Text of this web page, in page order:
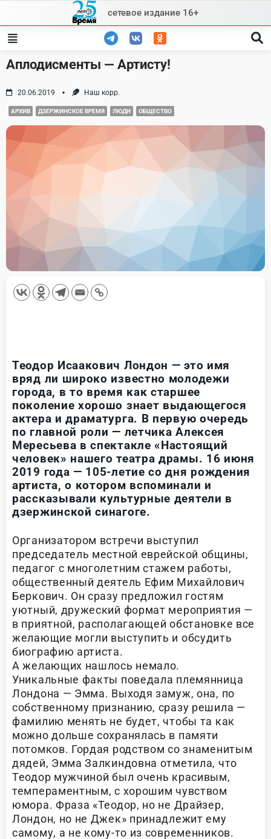
content
сетевое издание 16+
Аплодисменты — Артисту!
20.06.2019 Наш корр.
АРХИВ ДЗЕРЖИНСКОЕ ВРЕМЯ ЛЮДИ ОБЩЕСТВО
Теодор Исаакович Лондон — это имя
вряд ли широко известно молодежи
города, в то время как старшее
поколение хорошо знает выдающегося
актера и драматурга. В первую очередь
по главной роли — летчика Алексея
Мересьева в спектакле «Настоящий
человек» нашего театра драмы. 16 июня
2019 года — 105-летие со дня рождения
артиста, о котором вспоминали и
рассказывали культурные деятели в
дзержинской синагоге.
Организатором встречи выступил
председатель местной еврейской общины,
педагог с многолетним стажем работы,
общественный деятель Ефим Михайлович
Беркович. Он сразу предложил гостям
уютный, дружеский формат мероприятия —
в приятной, располагающей обстановке все
желающие могли выступить и обсудить
биографию артиста.
А желающих нашлось немало.
Уникальные факты поведала племянница
Лондона — Эмма. Выходя замуж, она, по
собственному признанию, сразу решила —
фамилию менять не будет, чтобы та как
можно дольше сохранялась в памяти
потомков. Гордая родством со знаменитым
дядей, Эмма Залкиндовна отметила, что
Теодор мужчиной был очень красивым,
темпераментным, с хорошим чувством
юмора. Фраза «Теодор, но не Драйзер,
Лондон, но не Джек» принадлежит ему
самому, а не кому-то из современников.